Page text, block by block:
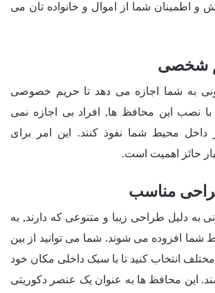
و اطمینان شما از اموال و خانواده تان می
به شما اجازه می دهد تا حریم خصوصی
نصب این محافظ ها, افراد بی اجازه نمی
داخل محیط شما نفوذ کنند. این امر برای
حائز اهمیت است.
به دلیل طراحی زیبا و متنوعی که دارند, به
شما افزوده می شوند. شما می توانید از بین
انتخاب کنید تا با سبک داخلی مکان خود
این محافظ ها به عنوان یک عنصر دکوریتی